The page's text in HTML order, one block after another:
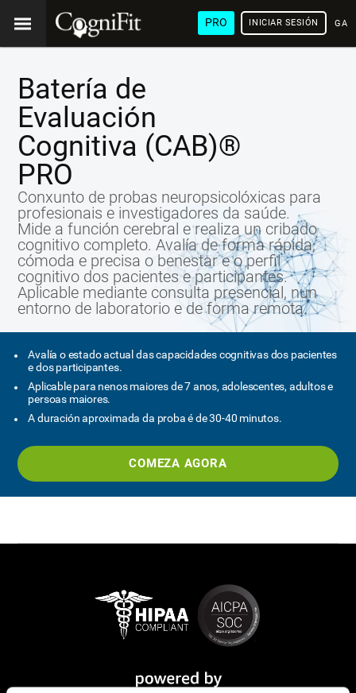
PRO INICIAR SESIÓN
Batería de
Evaluación
Cognitiva (CAB)®
PRO
Conxunto de probas neuropsicolóxicas para
profesionais e investigadores da saúde.
Mide a función cerebral e realiza un cribado
cognitivo completo. Avalía de forma rápida,
cómoda e precisa o benestar e o perfil
cognitivo dos pacientes e participantes.
Aplicable mediante consulta presencial, nun
entorno de laboratorio e de forma remota.
Avalía o estado actual das capacidades cognitivas dos pacientes
e dos participantes.
Aplicable para nenos maiores de 7 anos, adolescentes, adultos e
persoas maiores.
A duración aproximada da proba é de 30-40 minutos.
COMEZA AGORA